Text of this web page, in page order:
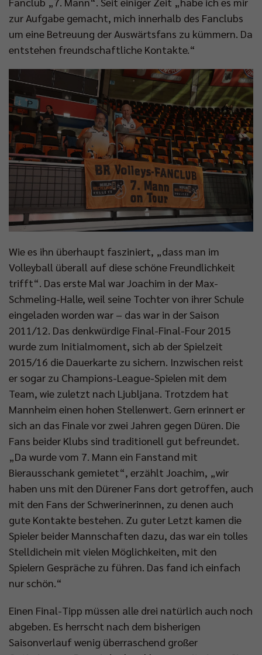
zur Aufgabe gemacht, mich innerhalb des Fanclubs
um eine Betreuung der Auswärtsfans zu kümmern. Da
entstehen freundschaftliche Kontakte.“
Wie es ihn überhaupt fasziniert, „dass man im
Volleyball überall auf diese schöne Freundlichkeit
trifft“. Das erste Mal war Joachim in der Max-
Schmeling-Halle, weil seine Tochter von ihrer Schule
eingeladen worden war – das war in der Saison
2011/12. Das denkwürdige Final-Final-Four 2015
wurde zum Initialmoment, sich ab der Spielzeit
2015/16 die Dauerkarte zu sichern. Inzwischen reist
er sogar zu Champions-League-Spielen mit dem
Team, wie zuletzt nach Ljubljana. Trotzdem hat
Mannheim einen hohen Stellenwert. Gern erinnert er
sich an das Finale vor zwei Jahren gegen Düren. Die
Fans beider Klubs sind traditionell gut befreundet.
„Da wurde vom 7. Mann ein Fanstand mit
Bierausschank gemietet“, erzählt Joachim, „wir
haben uns mit den Dürener Fans dort getroffen, auch
mit den Fans der Schwerinerinnen, zu denen auch
gute Kontakte bestehen. Zu guter Letzt kamen die
Spieler beider Mannschaften dazu, das war ein tolles
Stelldichein mit vielen Möglichkeiten, mit den
Spielern Gespräche zu führen. Das fand ich einfach
nur schön.“
Einen Final-Tipp müssen alle drei natürlich auch noch
abgeben. Es herrscht nach dem bisherigen
Saisonverlauf wenig überraschend großer